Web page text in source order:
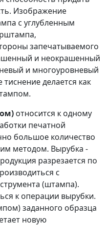
Изображение
с углубленным
запечатываемого
и неокрашенный
и многоуровневый
делается как
относится к одному
печатной
большое количество
методом. Вырубка -
разрезается по
с
(штампа).
к операции вырубки.
заданного образца
новую